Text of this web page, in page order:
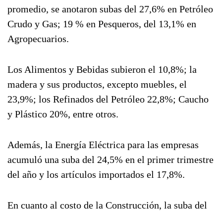
promedio, se anotaron subas del 27,6% en Petróleo
Crudo y Gas; 19 % en Pesqueros, del 13,1% en
Agropecuarios.
Los Alimentos y Bebidas subieron el 10,8%; la
madera y sus productos, excepto muebles, el
23,9%; los Refinados del Petróleo 22,8%; Caucho
y Plástico 20%, entre otros.
Además, la Energía Eléctrica para las empresas
acumuló una suba del 24,5% en el primer trimestre
del año y los artículos importados el 17,8%.
En cuanto al costo de la Construcción, la suba del